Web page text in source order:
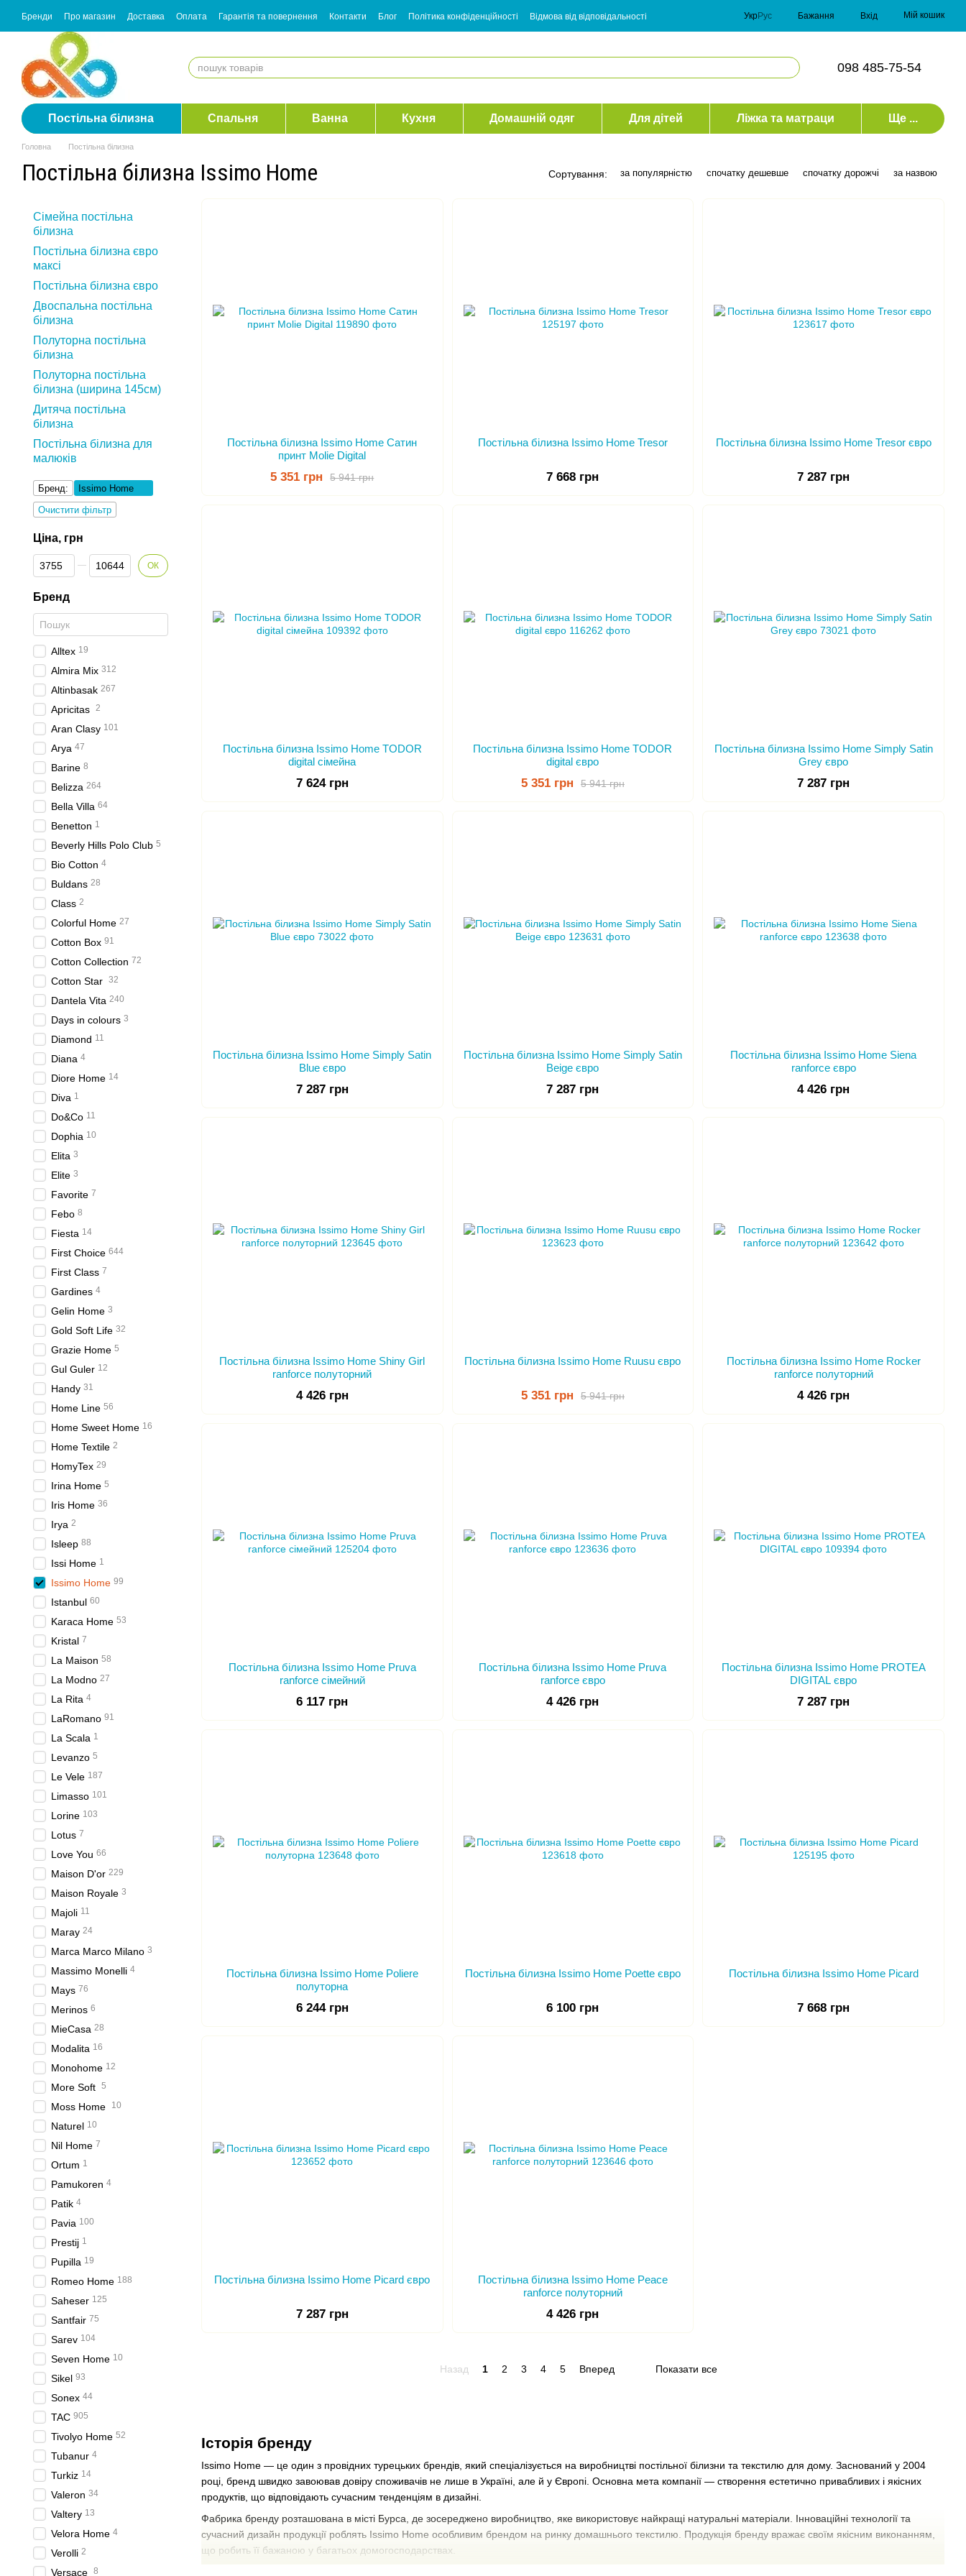
Перейти до основного контенту
Бренди Про магазин Доставка Оплата Гарантія та повернення Контакти Блог Політика конфіденційності
Відмова від відповідальності
Згода з розсилкою
УкрРус Бажання Вхід Мій кошик
098 485-75-54
Постільна білизна Спальня Ванна Кухня Домашній одяг Для дітей Ліжка та матраци Ще ...
Головна Постільна білизна
Постільна білизна Issimo Home Сортування: за популярністю спочатку дешевше спочатку дорожчі за назвою
Історія бренду
Issimo Home — це один з провідних турецьких брендів, який спеціалізується на виробництві постільної білизни та текстилю для дому. Заснований у 2004
році, бренд швидко завоював довіру споживачів не лише в Україні, але й у Європі. Основна мета компанії — створення естетично привабливих і якісних
продуктів, що відповідають сучасним тенденціям в дизайні.
Фабрика бренду розташована в місті Бурса, де зосереджено виробництво, яке використовує найкращі натуральні матеріали. Інноваційні технології та
сучасний дизайн продукції роблять Issimo Home особливим брендом на ринку домашнього текстилю. Продукція бренду вражає своїм якісним виконанням,
що робить її бажаною у багатьох домогосподарствах.
Постільна білизна Issimo Home Сатин
принт Molie Digital
5 941 грн
5 351 грн
Постільна білизна Issimo Home Tresor
7 668 грн
Постільна білизна Issimo Home Tresor євро
7 287 грн
Постільна білизна Issimo Home TODOR
digital сімейна
7 624 грн
Постільна білизна Issimo Home TODOR
digital євро
5 941 грн
5 351 грн
Постільна білизна Issimo Home Simply Satin
Grey євро
7 287 грн
Постільна білизна Issimo Home Simply Satin
Blue євро
7 287 грн
Постільна білизна Issimo Home Simply Satin
Beige євро
7 287 грн
Постільна білизна Issimo Home Siena
ranforce євро
4 426 грн
Постільна білизна Issimo Home Shiny Girl
ranforce полуторний
4 426 грн
Постільна білизна Issimo Home Ruusu євро
5 941 грн
5 351 грн
Постільна білизна Issimo Home Rocker
ranforce полуторний
4 426 грн
Постільна білизна Issimo Home Pruva
ranforce сімейний
6 117 грн
Постільна білизна Issimo Home Pruva
ranforce євро
4 426 грн
Постільна білизна Issimo Home PROTEA
DIGITAL євро
7 287 грн
Постільна білизна Issimo Home Poliere
полуторна
6 244 грн
Постільна білизна Issimo Home Poette євро
6 100 грн
Постільна білизна Issimo Home Picard
7 668 грн
Постільна білизна Issimo Home Picard євро
7 287 грн
Постільна білизна Issimo Home Peace
ranforce полуторний
4 426 грн
Назад 1 2 3 4 5 Вперед Показати все
Сімейна постільна
білизна
Постільна білизна євро
максі
Постільна білизна євро
Двоспальна постільна
білизна
Полуторна постільна
білизна
Полуторна постільна
білизна (ширина 145см)
Дитяча постільна
білизна
Постільна білизна для
малюків
Бренд:
Issimo Home
Очистити фільтр
Ціна, грн
Від Ціна, грн
До Ціна, грн ОК
Бренд
Alltex 19
Almira Mix 312
Altinbasak 267
Apricitas 2
Aran Clasy 101
Arya 47
Barine 8
Belizza 264
Bella Villa 64
Benetton 1
Beverly Hills Polo Club 5
Bio Cotton 4
Buldans 28
Class 2
Colorful Home 27
Cotton Box 91
Cotton Collection 72
Cotton Star 32
Dantela Vita 240
Days in colours 3
Diamond 11
Diana 4
Diore Home 14
Diva 1
Do&Co 11
Dophia 10
Elita 3
Elite 3
Favorite 7
Febo 8
Fiesta 14
First Choice 644
First Class 7
Gardines 4
Gelin Home 3
Gold Soft Life 32
Grazie Home 5
Gul Guler 12
Handy 31
Home Line 56
Home Sweet Home 16
Home Textile 2
HomyTex 29
Irina Home 5
Iris Home 36
Irya 2
Isleep 88
Issi Home 1
Issimo Home 99
Istanbul 60
Karaca Home 53
Kristal 7
La Maison 58
La Modno 27
La Rita 4
LaRomano 91
La Scala 1
Levanzo 5
Le Vele 187
Limasso 101
Lorine 103
Lotus 7
Love You 66
Maison D'or 229
Maison Royale 3
Majoli 11
Maray 24
Marca Marco Milano 3
Massimo Monelli 4
Mays 76
Merinos 6
MieCasa 28
Modalita 16
Monohome 12
More Soft 5
Moss Home 10
Naturel 10
Nil Home 7
Ortum 1
Pamukoren 4
Patik 4
Pavia 100
Prestij 1
Pupilla 19
Romeo Home 188
Saheser 125
Santfair 75
Sarev 104
Seven Home 10
Sikel 93
Sonex 44
TAC 905
Tivolyo Home 52
Tubanur 4
Turkiz 14
Valeron 34
Valtery 13
Velora Home 4
Verolli 2
Versace 8